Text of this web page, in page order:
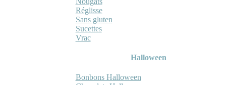
Réglisse
Sans gluten
Sucettes
Vrac
Halloween
Bonbons Halloween